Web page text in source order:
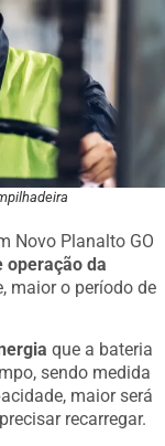
Novo Planalto GO
operação da
maior o período de
que a bateria
sendo medida
maior será
recarregar.